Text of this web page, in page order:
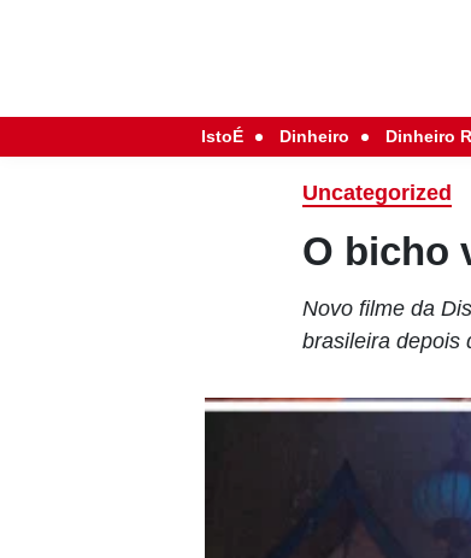
IstoÉ Dinheiro Dinheiro
Uncategorized
O bicho
Novo filme da
brasileira depois